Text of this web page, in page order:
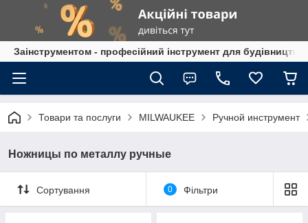
Заінструментом - професійний інструмент для
Товари та послуги MILWAUKEE Ручной инструмент
Ножницы по металлу ручные
Сортування 0 Фільтри